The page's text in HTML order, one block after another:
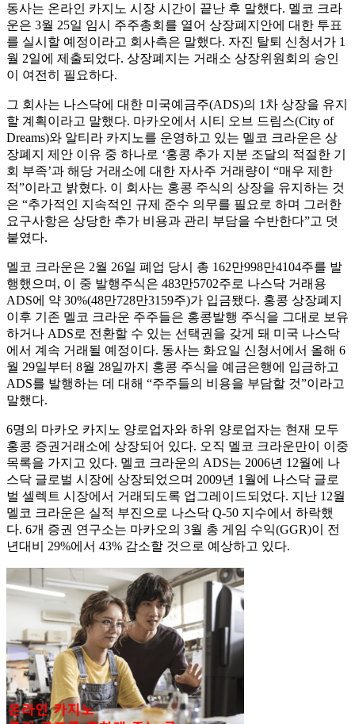
동사는 온라인 카지노 시장 시간이 끝난 후 말했다. 멜코 크라
운은 3월 25일 임시 주주총회를 열어 상장폐지안에 대한 투표
를 실시할 예정이라고 회사측은 말했다. 자진 탈퇴 신청서가 1
월 2일에 제출되었다. 상장폐지는 거래소 상장위원회의 승인
이 여전히 필요하다.
그 회사는 나스닥에 대한 미국예금주(ADS)의 1차 상장을 유지
할 계획이라고 말했다. 마카오에서 시티 오브 드림스(City of
Dreams)와 알티라 카지노를 운영하고 있는 멜코 크라운은 상
장폐지 제안 이유 중 하나로 ‘홍콩 추가 지분 조달의 적절한 기
회 부족’과 해당 거래소에 대한 자사주 거래량이 “매우 제한
적”이라고 밝혔다. 이 회사는 홍콩 주식의 상장을 유지하는 것
은 “추가적인 지속적인 규제 준수 의무를 필요로 하며 그러한
요구사항은 상당한 추가 비용과 관리 부담을 수반한다”고 덧
붙였다.
멜코 크라운은 2월 26일 폐업 당시 총 162만998만4104주를 발
행했으며, 이 중 발행주식은 483만5702주로 나스닥 거래용
ADS에 약 30%(48만728만3159주)가 입금됐다. 홍콩 상장폐지
이후 기존 멜코 크라운 주주들은 홍콩발행 주식을 그대로 보유
하거나 ADS로 전환할 수 있는 선택권을 갖게 돼 미국 나스닥
에서 계속 거래될 예정이다. 동사는 화요일 신청서에서 올해 6
월 29일부터 8월 28일까지 홍콩 주식을 예금은행에 입금하고
ADS를 발행하는 데 대해 “주주들의 비용을 부담할 것”이라고
말했다.
6명의 마카오 카지노 양로업자와 하위 양로업자는 현재 모두
홍콩 증권거래소에 상장되어 있다. 오직 멜코 크라운만이 이중
목록을 가지고 있다. 멜코 크라운의 ADS는 2006년 12월에 나
스닥 글로벌 시장에 상장되었으며 2009년 1월에 나스닥 글로
벌 셀렉트 시장에서 거래되도록 업그레이드되었다. 지난 12월
멜코 크라운은 실적 부진으로 나스닥 Q-50 지수에서 하락했
다. 6개 증권 연구소는 마카오의 3월 총 게임 수익(GGR)이 전
년대비 29%에서 43% 감소할 것으로 예상하고 있다.